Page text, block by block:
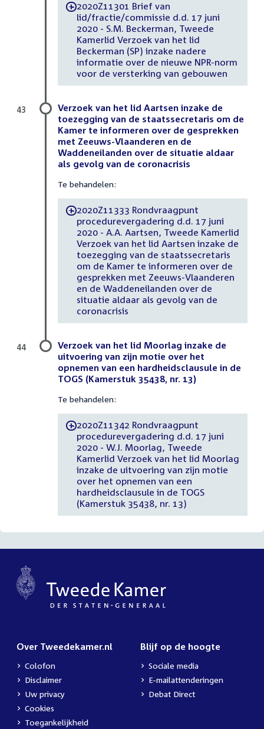
-2020Z11301 Brief van
lid/fractie/commissie d.d. 17 juni
2020 - S.M. Beckerman, Tweede
Kamerlid Verzoek van het lid
Beckerman (SP) inzake nadere
informatie over de nieuwe NPR-norm
voor de versterking van gebouwen
Verzoek van het lid Aartsen inzake de
toezegging van de staatssecretaris om de
Kamer te informeren over de gesprekken
met Zeeuws-Vlaanderen en de
Waddeneilanden over de situatie aldaar
als gevolg van de coronacrisis
Te behandelen:
-2020Z11333 Rondvraagpunt
procedurevergadering d.d. 17 juni
2020 - A.A. Aartsen, Tweede Kamerlid
Verzoek van het lid Aartsen inzake de
toezegging van de staatssecretaris
om de Kamer te informeren over de
gesprekken met Zeeuws-Vlaanderen
en de Waddeneilanden over de
situatie aldaar als gevolg van de
coronacrisis
43
Verzoek van het lid Moorlag inzake de
uitvoering van zijn motie over het
opnemen van een hardheidsclausule in de
TOGS (Kamerstuk 35438, nr. 13)
Te behandelen:
-2020Z11342 Rondvraagpunt
procedurevergadering d.d. 17 juni
2020 - W.J. Moorlag, Tweede
Kamerlid Verzoek van het lid Moorlag
inzake de uitvoering van zijn motie
over het opnemen van een
hardheidsclausule in de TOGS
(Kamerstuk 35438, nr. 13)
44
Over Tweedekamer.nl
Colofon
Disclaimer
Uw privacy
Cookies
Toegankelijkheid
Blijf op de hoogte
Sociale media
E-mailattenderingen
Debat Direct